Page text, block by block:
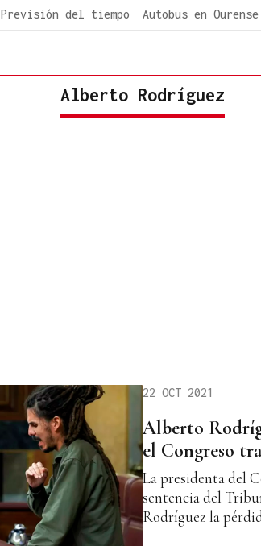
Previsión del tiempo Autobus en Ourense
Alberto Rodríguez
22 OCT 2021
Alberto
el Congreso
La presidenta del
sentencia del
Rodríguez la